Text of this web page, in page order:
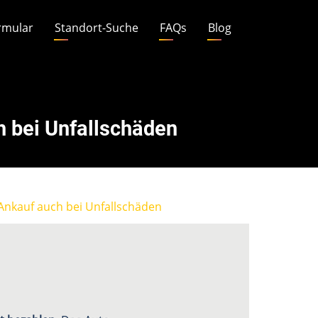
Standort-Suche FAQs Blog
bei Unfallschäden
auch bei Unfallschäden